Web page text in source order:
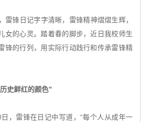
雷锋日记字字清晰，雷锋精神熠熠生辉，
女的心灵。踏着春的脚步，近日我校师生
锋的行列，用实际行动践行和传承雷锋精
史鲜红的颜色”
，雷锋在日记中写道，“每个人从成年一